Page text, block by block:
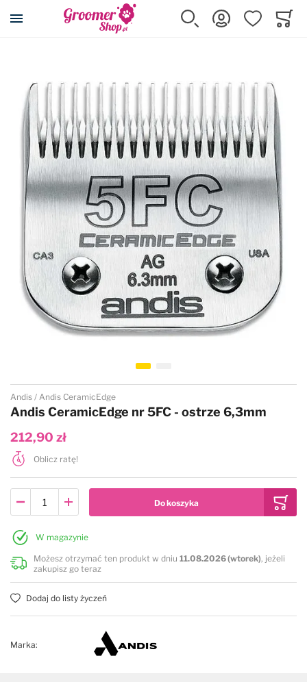
Przejdź na stronę główną
Szukaj Zaloguj sięUlubione
Przejdź na początek galerii
Andis Andis CeramicEdge
Andis CeramicEdge nr 5FC - ostrze 6,3mm
212,90 zł
Oblicz ratę!
W magazynie
Możesz otrzymać ten produkt w dniu 11.08.2026 (wtorek), jeżeli
zakupisz go teraz
Dodaj do listy życzeń
Marka: